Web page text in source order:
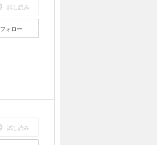
試し読み
フォロー
試し読み